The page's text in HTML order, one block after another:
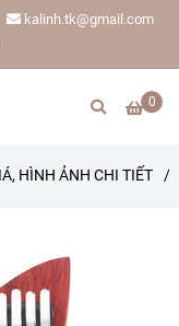
kalinh.tk@gmail.com
0
HÌNH ẢNH CHI TIẾT /